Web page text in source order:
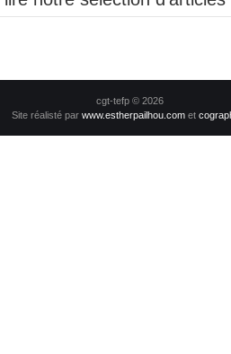
cgt-tefp © 2026
Site réalisté parwww.estherpailhou.com et